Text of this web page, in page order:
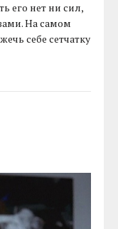
его нет ни сил,
На самом
себе сетчатку